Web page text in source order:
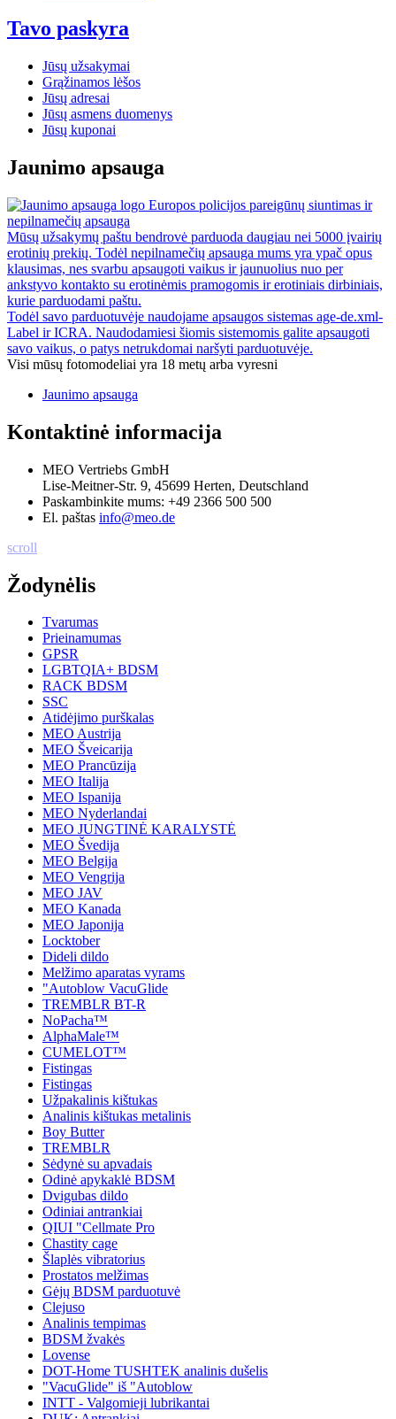
Tavo paskyra
Jūsų užsakymai
Grąžinamos lėšos
Jūsų adresai
Jūsų asmens duomenys
Jūsų kuponai
Jaunimo apsauga
Europos policijos pareigūnų siuntimas ir
nepilnamečių apsauga
Mūsų užsakymų paštu bendrovė parduoda daugiau nei 5000 įvairių
erotinių prekių. Todėl nepilnamečių apsauga mums yra ypač opus
klausimas, nes svarbu apsaugoti vaikus ir jaunuolius nuo per
ankstyvo kontakto su erotinėmis pramogomis ir erotiniais dirbiniais,
kurie parduodami paštu.
Todėl savo parduotuvėje naudojame apsaugos sistemas age-de.xml-
Label ir ICRA. Naudodamiesi šiomis sistemomis galite apsaugoti
savo vaikus, o patys netrukdomai naršyti parduotuvėje.
Visi mūsų fotomodeliai yra 18 metų arba vyresni
Jaunimo apsauga
Kontaktinė informacija
MEO Vertriebs GmbH
Lise-Meitner-Str. 9, 45699 Herten, Deutschland
Paskambinkite mums: +49 2366 500 500
El. paštas info@meo.de
scroll
Žodynėlis
Tvarumas
Prieinamumas
GPSR
LGBTQIA+ BDSM
RACK BDSM
SSC
Atidėjimo purškalas
MEO Austrija
MEO Šveicarija
MEO Prancūzija
MEO Italija
MEO Ispanija
MEO Nyderlandai
MEO JUNGTINĖ KARALYSTĖ
MEO Švedija
MEO Belgija
MEO Vengrija
MEO JAV
MEO Kanada
MEO Japonija
Locktober
Dideli dildo
Melžimo aparatas vyrams
"Autoblow VacuGlide
TREMBLR BT-R
NoPacha™
AlphaMale™
CUMELOT™
Fistingas
Fistingas
Užpakalinis kištukas
Analinis kištukas metalinis
Boy Butter
TREMBLR
Sėdynė su apvadais
Odinė apykaklė BDSM
Dvigubas dildo
Odiniai antrankiai
QIUI "Cellmate Pro
Chastity cage
Šlaplės vibratorius
Prostatos melžimas
Gėjų BDSM parduotuvė
Clejuso
Analinis tempimas
BDSM žvakės
Lovense
DOT-Home TUSHTEK analinis dušelis
"VacuGlide" iš "Autoblow
INTT - Valgomieji lubrikantai